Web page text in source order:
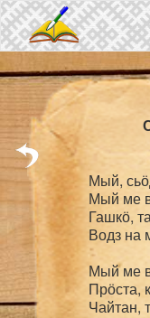
Skip to main content
Мый,
Мый ме
Гашкӧ,
Водз на
Мый ме
Прӧста,
Чайтан,